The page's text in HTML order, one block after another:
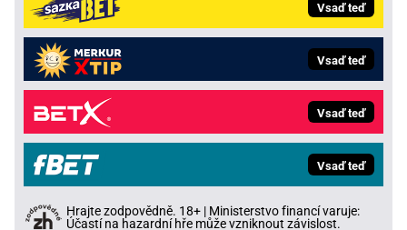
Vsaď teď
Vsaď teď
Vsaď teď
Vsaď teď
Hrajte zodpovědně. 18+ | Ministerstvo financí varuje:
Účastí na hazardní hře může vzniknout závislost.